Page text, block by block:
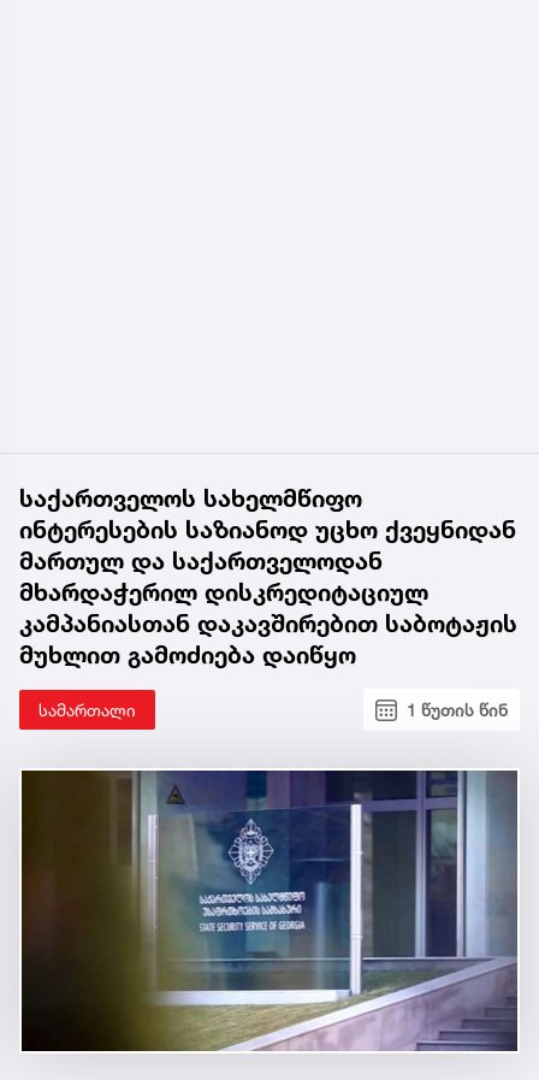
საქართველოს სახელმწიფო
ინტერესების საზიანოდ უცხო ქვეყნიდან
მართულ და საქართველოდან
მხარდაჭერილ დისკრედიტაციულ
კამპანიასთან დაკავშირებით საბოტაჟის
მუხლით გამოძიება დაიწყო
სამართალი 1 წუთის წინ